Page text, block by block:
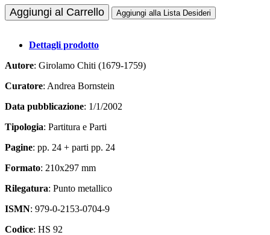
Aggiungi al Carrello Aggiungi alla Lista Desideri
Dettagli prodotto
Autore: Girolamo Chiti (1679-1759)
Curatore: Andrea Bornstein
Data pubblicazione: 1/1/2002
Tipologia: Partitura e Parti
Pagine: pp. 24 + parti pp. 24
Formato: 210x297 mm
Rilegatura: Punto metallico
ISMN: 979-0-2153-0704-9
Codice: HS 92